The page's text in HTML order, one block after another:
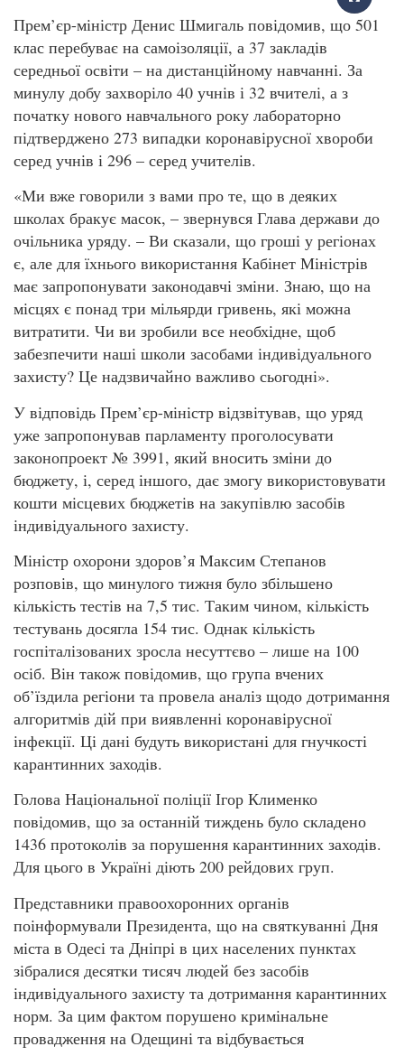
Прем’єр-міністр Денис Шмигаль повідомив, що 501
клас перебуває на самоізоляції, а 37 закладів
середньої освіти – на дистанційному навчанні. За
минулу добу захворіло 40 учнів і 32 вчителі, а з
початку нового навчального року лабораторно
підтверджено 273 випадки коронавірусної хвороби
серед учнів і 296 – серед учителів.
«Ми вже говорили з вами про те, що в деяких
школах бракує масок, – звернувся Глава держави до
очільника уряду. – Ви сказали, що гроші у регіонах
є, але для їхнього використання Кабінет Міністрів
має запропонувати законодавчі зміни. Знаю, що на
місцях є понад три мільярди гривень, які можна
витратити. Чи ви зробили все необхідне, щоб
забезпечити наші школи засобами індивідуального
захисту? Це надзвичайно важливо сьогодні».
У відповідь Прем’єр-міністр відзвітував, що уряд
уже запропонував парламенту проголосувати
законопроект № 3991, який вносить зміни до
бюджету, і, серед іншого, дає змогу використовувати
кошти місцевих бюджетів на закупівлю засобів
індивідуального захисту.
Міністр охорони здоров’я Максим Степанов
розповів, що минулого тижня було збільшено
кількість тестів на 7,5 тис. Таким чином, кількість
тестувань досягла 154 тис. Однак кількість
госпіталізованих зросла несуттєво – лише на 100
осіб. Він також повідомив, що група вчених
об’їздила регіони та провела аналіз щодо дотримання
алгоритмів дій при виявленні коронавірусної
інфекції. Ці дані будуть використані для гнучкості
карантинних заходів.
Голова Національної поліції Ігор Клименко
повідомив, що за останній тиждень було складено
1436 протоколів за порушення карантинних заходів.
Для цього в Україні діють 200 рейдових груп.
Представники правоохоронних органів
поінформували Президента, що на святкуванні Дня
міста в Одесі та Дніпрі в цих населених пунктах
зібралися десятки тисяч людей без засобів
індивідуального захисту та дотримання карантинних
норм. За цим фактом порушено кримінальне
провадження на Одещині та відбувається